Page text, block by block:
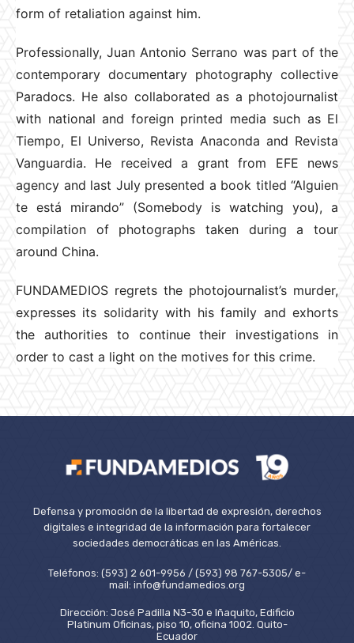
form of retaliation against him.
Professionally, Juan Antonio Serrano was part of the
contemporary documentary photography collective
Paradocs. He also collaborated as a photojournalist
with national and foreign printed media such as El
Tiempo, El Universo, Revista Anaconda and Revista
Vanguardia. He received a grant from EFE news
agency and last July presented a book titled “Alguien
te está mirando” (Somebody is watching you), a
compilation of photographs taken during a tour
around China.
FUNDAMEDIOS regrets the photojournalist’s murder,
expresses its solidarity with his family and exhorts
the authorities to continue their investigations in
order to cast a light on the motives for this crime.
Defensa y promoción de la libertad de expresión, derechos
digitales e integridad de la información para fortalecer
sociedades democráticas en las Américas.
Teléfonos: (593) 2 601-9956 / (593) 98 767-5305/ e-
mail: info@fundamedios.org
Dirección: José Padilla N3-30 e Iñaquito, Edificio
Platinum Oficinas, piso 10, oficina 1002. Quito-
Ecuador